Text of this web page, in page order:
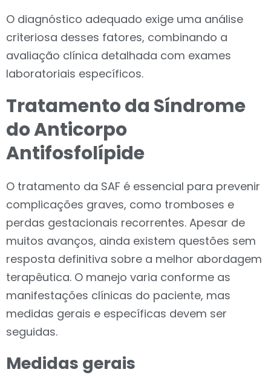
O diagnóstico adequado exige uma análise
criteriosa desses fatores, combinando a
avaliação clínica detalhada com exames
laboratoriais específicos.
Tratamento da Síndrome
do Anticorpo
Antifosfolípide
O tratamento da SAF é essencial para prevenir
complicações graves, como tromboses e
perdas gestacionais recorrentes. Apesar de
muitos avanços, ainda existem questões sem
resposta definitiva sobre a melhor abordagem
terapêutica. O manejo varia conforme as
manifestações clínicas do paciente, mas
medidas gerais e específicas devem ser
seguidas.
Medidas gerais